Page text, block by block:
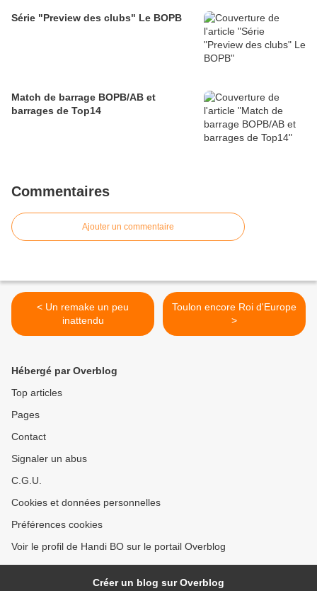
Série "Preview des clubs" Le BOPB
Match de barrage BOPB/AB et
barrages de Top14
Commentaires
Ajouter un commentaire
< Un remake un peu
inattendu
Toulon encore Roi d'Europe
>
Hébergé par Overblog
Top articles
Pages
Contact
Signaler un abus
C.G.U.
Cookies et données personnelles
Préférences cookies
Voir le profil de Handi BO sur le portail Overblog
Créer un blog sur Overblog